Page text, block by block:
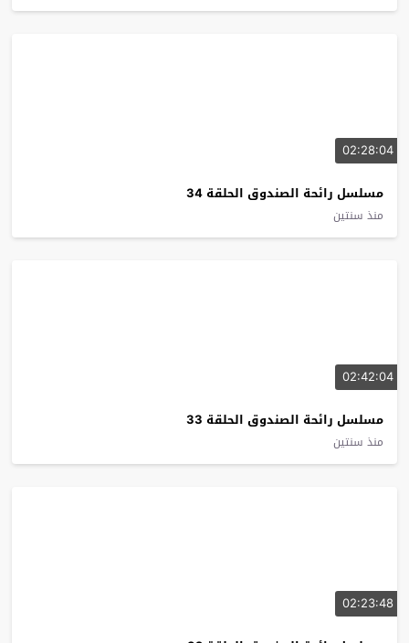
02:28:04
مسلسل رائحة الصندوق الحلقة 34
منذ سنتين
02:42:04
مسلسل رائحة الصندوق الحلقة 33
منذ سنتين
02:23:48